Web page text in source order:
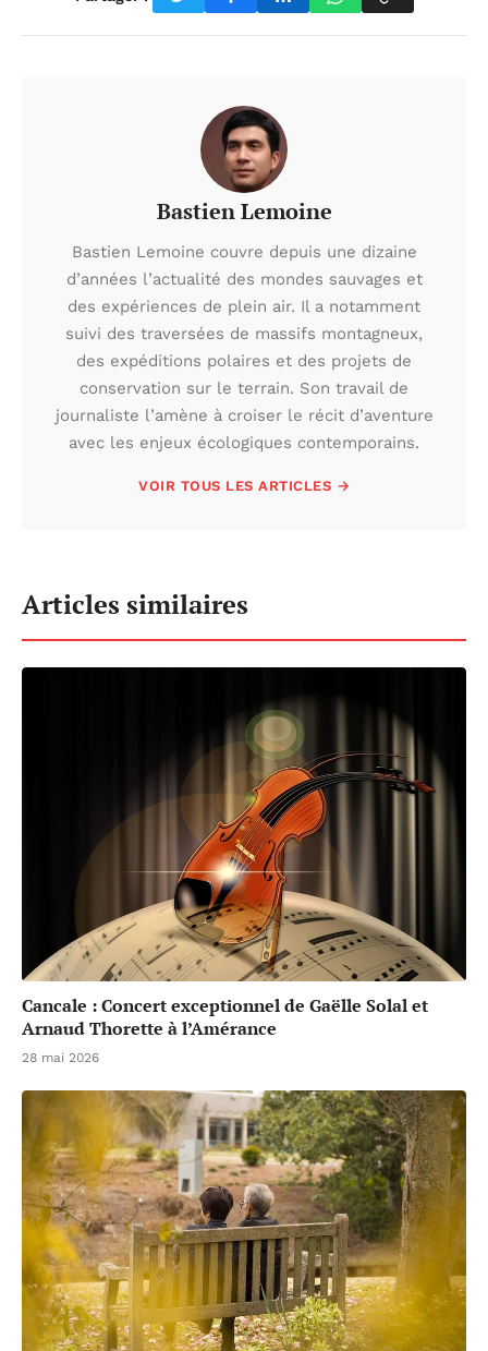
Bastien Lemoine
Bastien Lemoine couvre depuis une dizaine
d’années l’actualité des mondes sauvages et
des expériences de plein air. Il a notamment
suivi des traversées de massifs montagneux,
des expéditions polaires et des projets de
conservation sur le terrain. Son travail de
journaliste l’amène à croiser le récit d’aventure
avec les enjeux écologiques contemporains.
VOIR TOUS LES ARTICLES →
Articles similaires
Cancale : Concert exceptionnel de Gaëlle Solal et
Arnaud Thorette à l’Amérance
28 mai 2026